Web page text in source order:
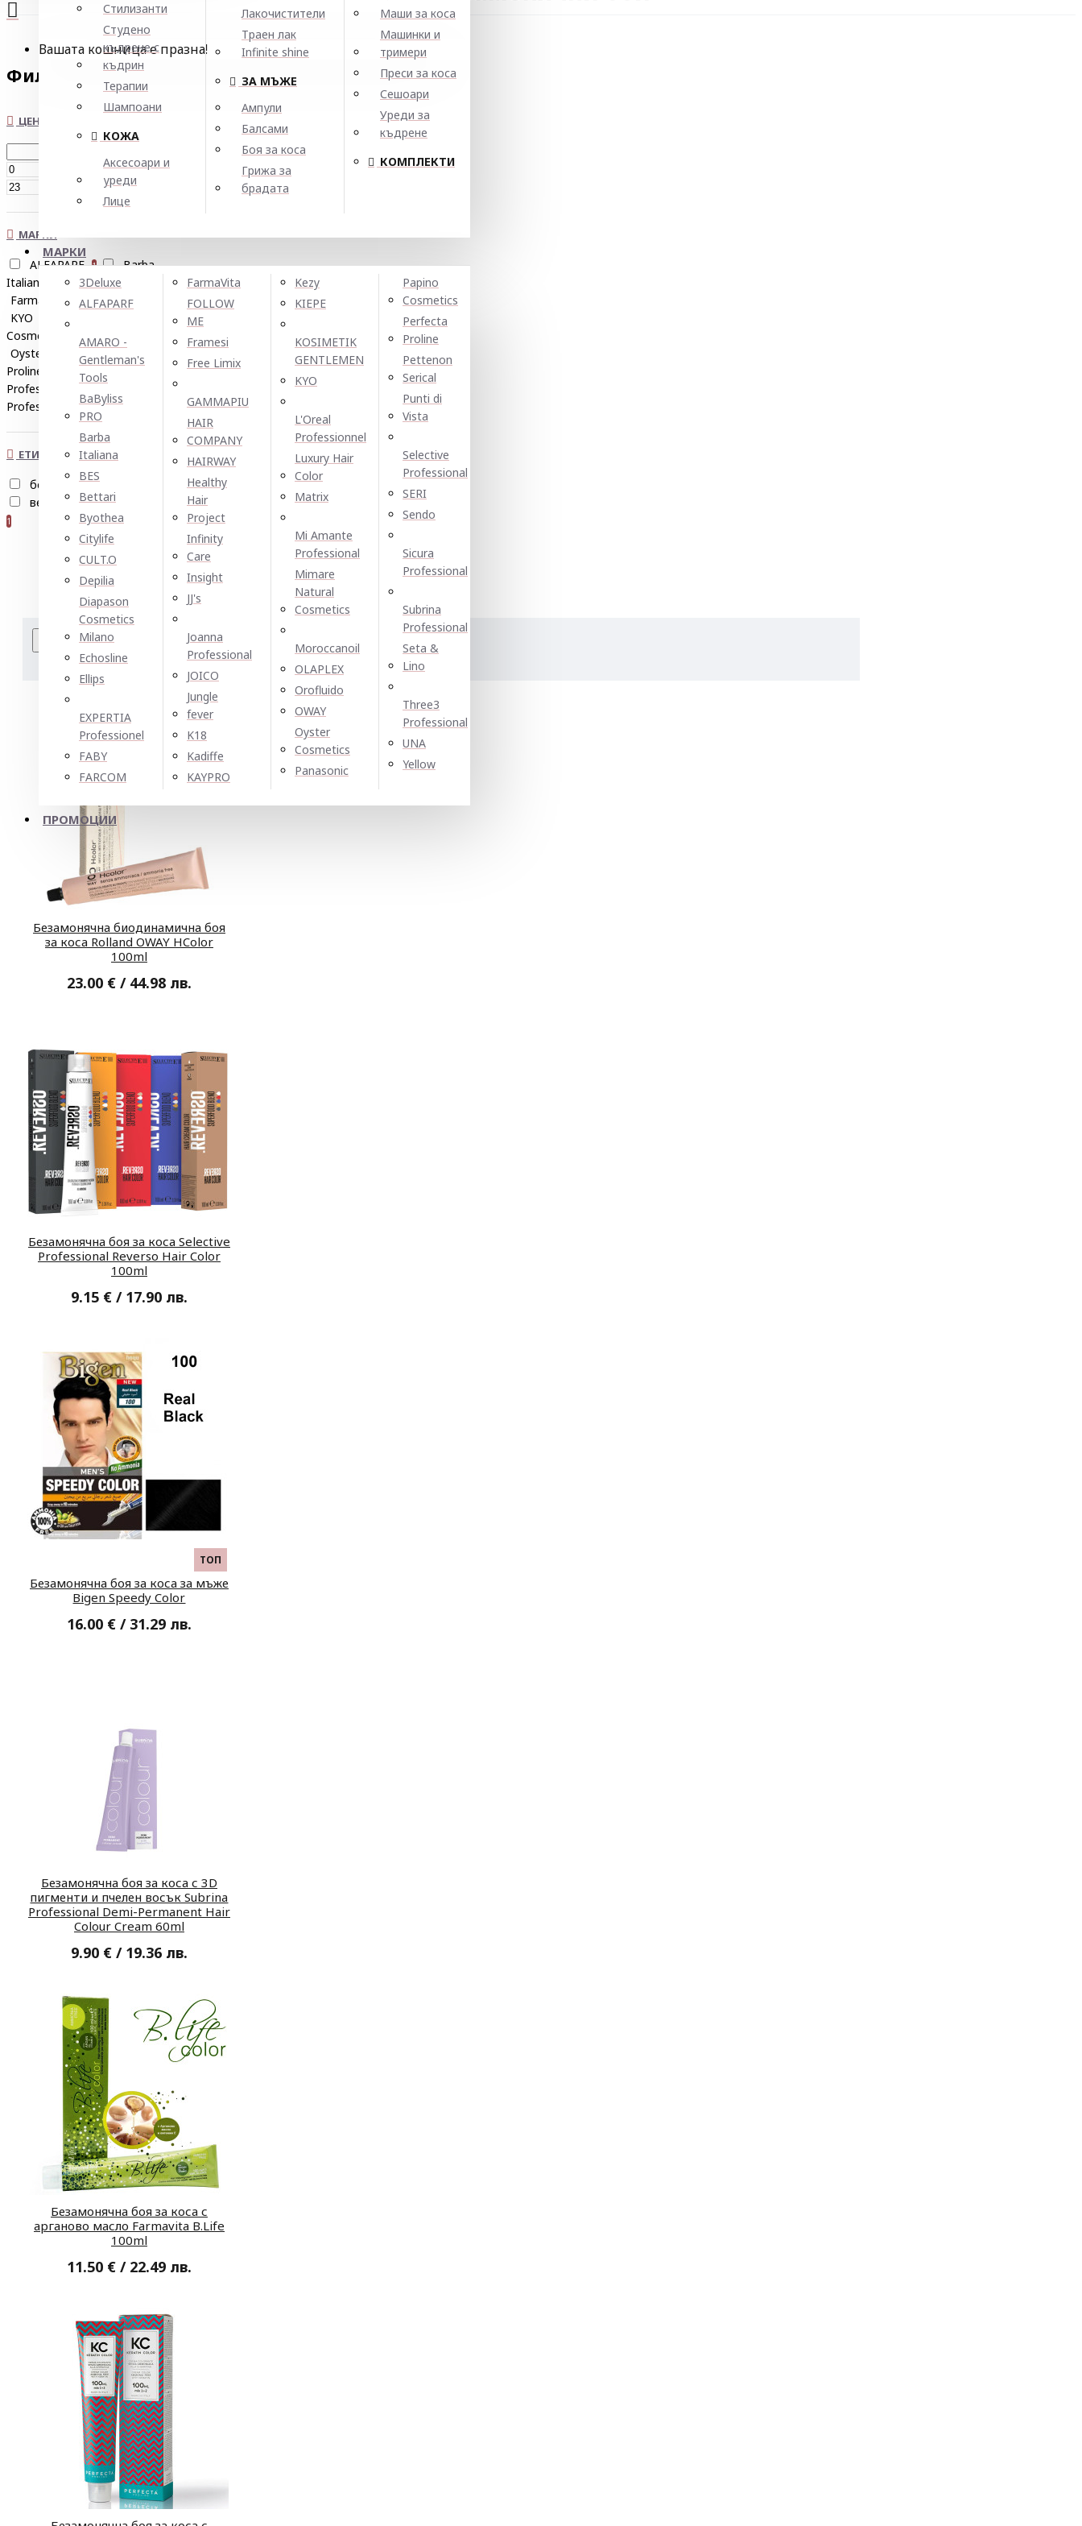
Стилизанти
Студено
къдрене с
къдрин
Терапии
Шампоани
КОЖА
Аксесоари и
уреди
Лице
Лакочистители
Траен лак
Infinite shine
ЗА МЪЖЕ
Ампули
Балсами
Боя за коса
Грижа за
брадата
Маши за коса
Машинки и
тримери
Преси за коса
Сешоари
Уреди за
къдрене
КОМПЛЕКТИ
МАРКИ
3Deluxe
ALFAPARF
AMARO -
Gentleman's
Tools
BaByliss
PRO
Barba
Italiana
BES
Bettari
Byothea
Citylife
CULT.O
Depilia
Diapason
Cosmetics
Milano
Echosline
Ellірѕ
EXPERTIA
Professionel
FABY
FARCOM
FarmaVita
FOLLOW
ME
Framesi
Free Limix
GAMMAPIU
HAIR
COMPANY
HAIRWAY
Healthy
Hair
Project
Infinity
Care
Insight
JJ's
Joanna
Professional
JOICO
Jungle
fever
K18
Kadiffe
KAYPRO
Kezy
KIEPE
KOSIMETIK
GENTLEMEN
KYO
L'Oreal
Professionnel
Luxury Hair
Color
Matrix
Mi Amante
Professional
Mimare
Natural
Cosmetics
Moroccanoil
OLAPLEX
Orofluido
OWAY
Oyster
Cosmetics
Panasonic
Papino
Cosmetics
Perfecta
Proline
Pettenon
Serical
Punti di
Vista
Selective
Professional
SERI
Sendo
Sicura
Professional
Subrina
Professional
Seta &
Lino
Three3
Professional
UNA
Yellow
ПРОМОЦИИ
Вашата кошница е празна!
Филтър
ЦЕНА
€
МАРКИ
ALFAPARF 1
Barba
Italiana
Bigen
FarmaVita KAYPRO
KYO
Cosmetics
OWAY
Oyster Cosmetics
Perfecta
Proline
Selective
Professional
Professional
1
ЕТИКЕТИ
без сулфати 1
веган 9 за всеки тип коса
1
Сравнение на продукт
Подреждане по:
Безамонячна биодинамична боя
за коса Rolland OWAY HColor
100ml
23.00 € / 44.98 лв.
Безамонячна боя за коса Selective
Professional Reverso Hair Color
100ml
9.15 € / 17.90 лв.
ТОП
Безамонячна боя за коса за мъже
Bigen Speedy Color
16.00 € / 31.29 лв.
Безамонячна боя за коса с 3D
пигменти и пчелен восък Subrina
Professional Demi-Permanent Hair
Colour Cream 60ml
9.90 € / 19.36 лв.
Безамонячна боя за коса с
арганово масло Farmavita B.Life
100ml
11.50 € / 22.49 лв.